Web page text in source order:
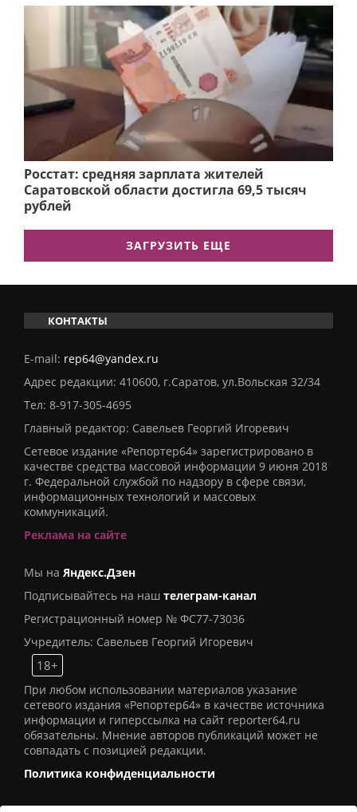
Росстат: средняя зарплата жителей
Саратовской области достигла 69,5 тысяч
рублей
ЗАГРУЗИТЬ ЕЩЕ
КОНТАКТЫ
E-mail: rep64@yandex.ru
Адрес редакции: 410600, г.Саратов, ул.Вольская 32/34
Тел: 8-917-305-4695
Главный редактор: Савельев Георгий Игоревич
Сетевое издание «Репортер64» зарегистрировано в
качестве средства массовой информации 9 июня 2018
г. Федеральной службой по надзору в сфере связи,
информационных технологий и массовых
коммуникаций.
Реклама на сайте
Мы на Яндекс.Дзен
Подписывайтесь на наш телеграм-канал
Регистрационный номер № ФС77-73036
Учредитель: Савельев Георгий Игоревич
18+
При любом использовании материалов указание
сетевого издания «Репортер64» в качестве источника
информации и гиперссылка на сайт reporter64.ru
обязательны. Мнение авторов публикаций может не
совпадать с позицией редакции.
Политика конфиденциальности